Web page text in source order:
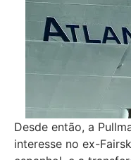
Desde então, a
interesse no ex-